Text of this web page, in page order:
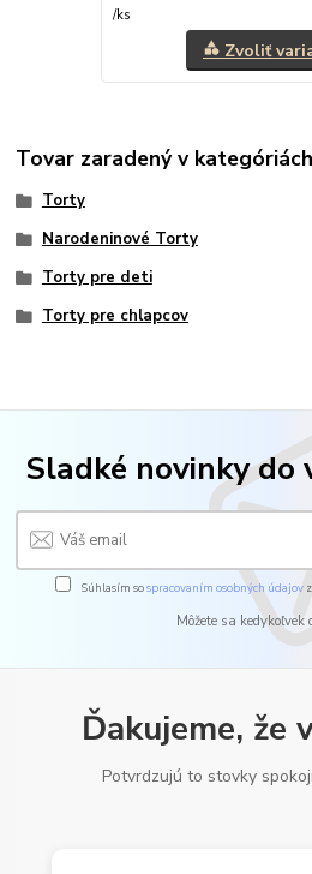
/ks
Zvoliť
Tovar zaradený v kategóriách
Torty
Narodeninové Torty
Torty pre deti
Torty pre chlapcov
Sladké novinky do
Súhlasím sospracovaním osobných údajov
Môžete sa
Ďakujeme, že
Potvrdzujú to stovky